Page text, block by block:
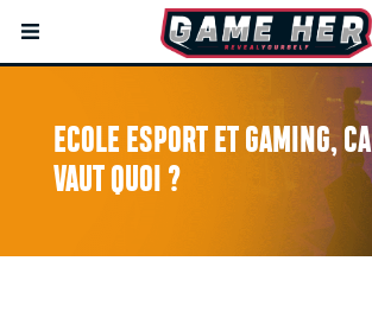
ECOLE ESPORT ET GAMING, CA
VAUT QUOI ?